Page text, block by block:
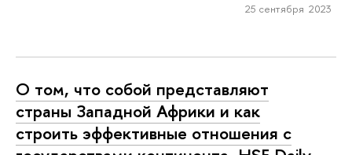
25 сентября 2023
О том, что собой представляют
страны Западной Африки и как
строить эффективные отношения с